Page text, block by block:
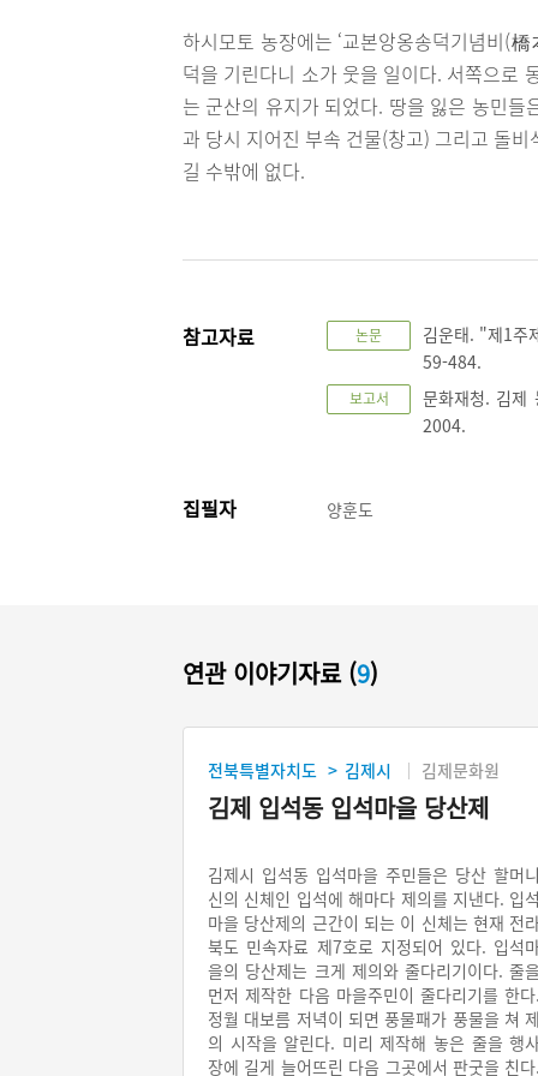
하시모토 농장에는 ‘교본앙옹송덕기념비(
덕을 기린다니 소가 웃을 일이다. 서쪽으로
는 군산의 유지가 되었다. 땅을 잃은 농민
과 당시 지어진 부속 건물(창고) 그리고 돌
길 수밖에 없다.
참고자료 논문
김운태. "제1주
59-484.
보고서
문화재청. 김제
2004.
집필자 양훈도
연관 이야기자료 (9)
전북특별자치도 > 김제시 김제문화원
김제 입석동 입석마을 당산제
김제시 입석동 입석마을 주민들은 당산 할머
신의 신체인 입석에 해마다 제의를 지낸다. 입
마을 당산제의 근간이 되는 이 신체는 현재 전
북도 민속자료 제7호로 지정되어 있다. 입석
을의 당산제는 크게 제의와 줄다리기이다. 줄
먼저 제작한 다음 마을주민이 줄다리기를 한
정월 대보름 저녁이 되면 풍물패가 풍물을 쳐
의 시작을 알린다. 미리 제작해 놓은 줄을 행
장에 길게 늘어뜨린 다음 그곳에서 판굿을 친